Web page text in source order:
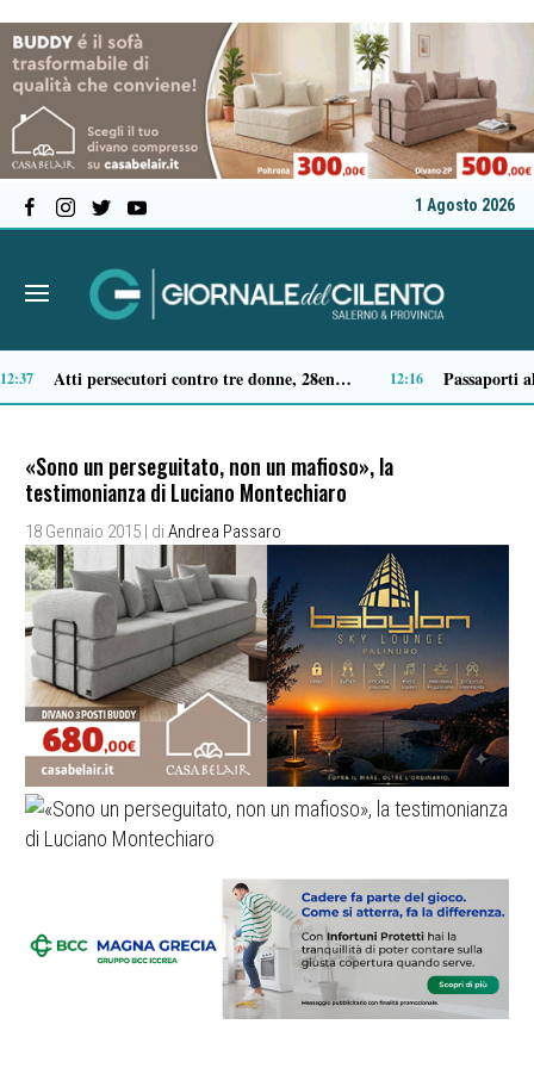
1 Agosto 2026
Sassano, auto finisce in un canale: muore il conducente 09:33
«Sono un perseguitato, non un mafioso», la
testimonianza di Luciano Montechiaro
18 Gennaio 2015 | di Andrea Passaro